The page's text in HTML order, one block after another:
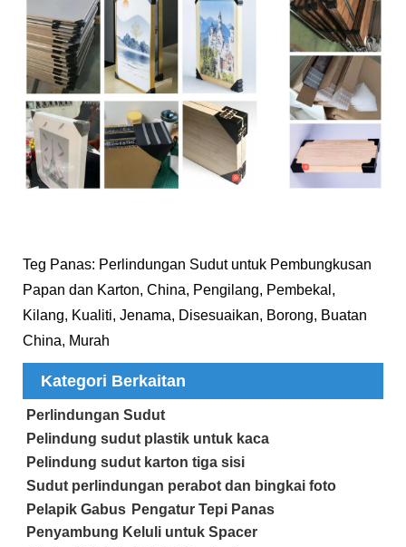
Teg Panas: Perlindungan Sudut untuk Pembungkusan
Papan dan Karton, China, Pengilang, Pembekal,
Kilang, Kualiti, Jenama, Disesuaikan, Borong, Buatan
China, Murah
Kategori Berkaitan
Perlindungan Sudut
Pelindung sudut plastik untuk kaca
Pelindung sudut karton tiga sisi
Sudut perlindungan perabot dan bingkai foto
Pelapik Gabus Pengatur Tepi Panas
Penyambung Keluli untuk Spacer